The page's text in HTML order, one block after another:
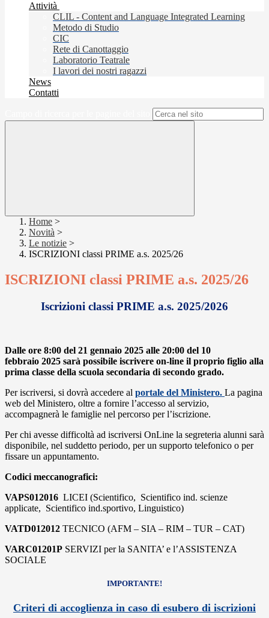
Attività
CLIL - Content and Language Integrated Learning
Metodo di Studio
CIC
Rete di Canottaggio
Laboratorio Teatrale
I lavori dei nostri ragazzi
News
Contatti
Home >
Novità >
Le notizie >
ISCRIZIONI classi PRIME a.s. 2025/26
ISCRIZIONI classi PRIME a.s. 2025/26
Iscrizioni classi PRIME a.s. 2025/2026
Dalle ore 8:00 del 21 gennaio 2025 alle 20:00 del 10
febbraio 2025 sarà possibile iscrivere on-line il proprio figlio alla
prima classe della scuola secondaria di secondo grado.
Per iscriversi, si dovrà accedere al portale del Ministero. La pagina
web del Ministero, oltre a fornire l’accesso al servizio,
accompagnerà le famiglie nel percorso per l’iscrizione.
Per chi avesse difficoltà ad iscriversi OnLine la segreteria alunni sarà
disponibile, nel suddetto periodo, per un supporto telefonico o per
fissare un appuntamento.
Codici meccanografici:
VAPS012016 LICEI (Scientifico, Scientifico ind. scienze
applicate, Scientifico ind.sportivo, Linguistico)
VATD012012 TECNICO (AFM – SIA – RIM – TUR – CAT)
VARC01201P SERVIZI per la SANITA’ e l’ASSISTENZA
SOCIALE
IMPORTANTE!
Criteri di accoglienza in caso di esubero di iscrizioni